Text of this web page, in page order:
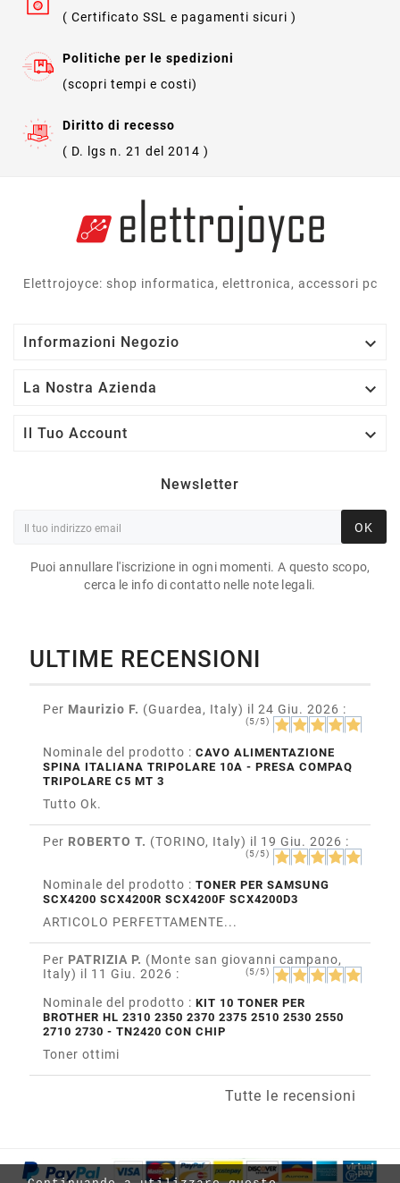
( Certificato SSL e pagamenti sicuri )
Politiche per le spedizioni
(scopri tempi e costi)
Diritto di recesso
( D. lgs n. 21 del 2014 )
Elettrojoyce: shop informatica, elettronica, accessori pc
Informazioni Negozio 
La Nostra Azienda 
Il Tuo Account 
Newsletter
OK
Puoi annullare l'iscrizione in ogni momenti. A questo scopo,
cerca le info di contatto nelle note legali.
ULTIME RECENSIONI
Per Maurizio F. (Guardea, Italy) il 24 Giu. 2026 :
(5/5)
Nominale del prodotto : CAVO ALIMENTAZIONE
SPINA ITALIANA TRIPOLARE 10A - PRESA COMPAQ
TRIPOLARE C5 MT 3
Tutto Ok.
Per ROBERTO T. (TORINO, Italy) il 19 Giu. 2026 :
(5/5)
Nominale del prodotto : TONER PER SAMSUNG
SCX4200 SCX4200R SCX4200F SCX4200D3
ARTICOLO PERFETTAMENTE...
Per PATRIZIA P. (Monte san giovanni campano,
Italy) il 11 Giu. 2026 : (5/5)
Nominale del prodotto : KIT 10 TONER PER
BROTHER HL 2310 2350 2370 2375 2510 2530 2550
2710 2730 - TN2420 CON CHIP
Toner ottimi
Tutte le recensioni